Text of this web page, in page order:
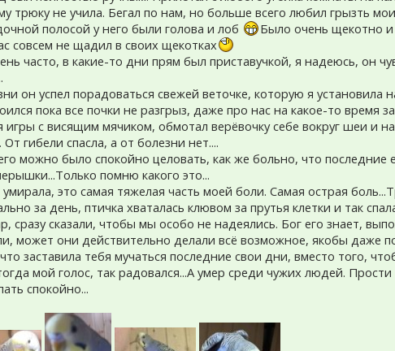
трюку не учила. Бегал по нам, но больше всего любил грызть
полосой у него были голова и лоб
Было очень щекотно и
совсем не щадил в своих щекотках
часто, в какие-то дни прям был приставучкой, я надеюсь, он
он успел порадоваться свежей веточке, которую я установила
пока все почки не разгрыз, даже про нас на какое-то время
с висящим мячиком, обмотал верёвочку себе вокруг шеи и
гибели спасла, а от болезни нет....
можно было спокойно целовать, как же больно, что последние
помню какого это...
это самая тяжелая часть моей боли. Самая острая
за день, птичка хваталась клювом за прутья клетки и так
сразу сказали, чтобы мы особо не надеялись. Бог его знает,
может они действительно делали всё возможное, якобы даже
заставила тебя мучаться последние свои дни, вместо того,
мой голос, так радовался...А умер среди чужих людей.
спокойно...